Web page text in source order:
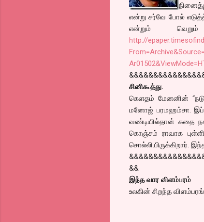
என்று சர்வே போல்
என்றும் வெறும்
http://
சினிகூத்து.
கெளதம் மேனனின்
மனோஜ் பரமஹம்சா.
வண்டியில்தான் கதை
கொஞ்சம் ராவாக
சொல்லியிருக்கிறார்.
&&
இந்த வார விளம்பரம்
உலகின் சிறந்த